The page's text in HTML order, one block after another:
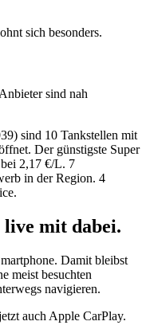
sich besonders.
sind nah
sind 10 Tankstellen mit
Der günstigste Super
2,17 €/L. 7
in der Region. 4
live mit dabei.
Damit bleibst
meist besuchten
navigieren.
auch Apple CarPlay.